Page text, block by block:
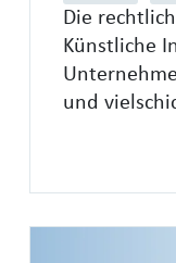
Die
Künstliche
und